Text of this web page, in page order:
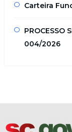
Carteira
PROCESSO
004/2026